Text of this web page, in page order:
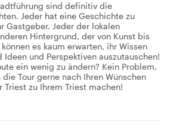
sind definitiv die
Jeder hat eine Geschichte zu
Gastgeber. Jeder der lokalen
Hintergrund, der von Kunst bis
es kaum erwarten, ihr Wissen
und Perspektiven auszutauschen!
ein wenig zu ändern? Kein Problem,
Tour gerne nach Ihren Wünschen
Triest zu Ihrem Triest machen!